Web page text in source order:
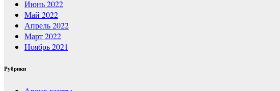
Июнь 2022
Май 2022
Апрель 2022
Март 2022
Ноябрь 2021
Рубрики